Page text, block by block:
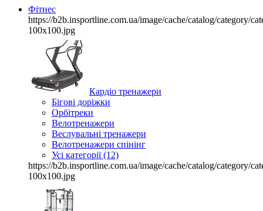
Фітнес
https://b2b.insportline.com.ua/image/cache/catalog/category/
100x100.jpg
Кардіо тренажери
Бігові доріжки
Орбітреки
Велотренажери
Веслувальні тренажери
Велотренажери спінінг
Усі категорії (12)
https://b2b.insportline.com.ua/image/cache/catalog/category/
100x100.jpg